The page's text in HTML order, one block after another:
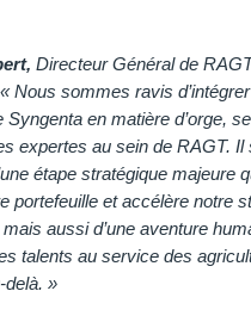
Directeur Général de
Nous sommes ravis d’intégrer
Syngenta en matière d’orge,
expertes au sein de RAGT. Il
étape stratégique majeure
portefeuille et accélère notre
aussi d’une aventure
talents au service des
delà. »